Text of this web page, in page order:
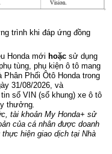
trình khi đáp ứng đồng
Honda mới hoặc sử dụng
tùng, phụ kiện ô tô mang
Phân Phối Ôtô Honda trong
31/08/2026, và
số VIN (số khung) xe ô tô
thưởng.
tài khoản My Honda+ sử
của cá nhân được doanh
hiện giao dịch tại Nhà